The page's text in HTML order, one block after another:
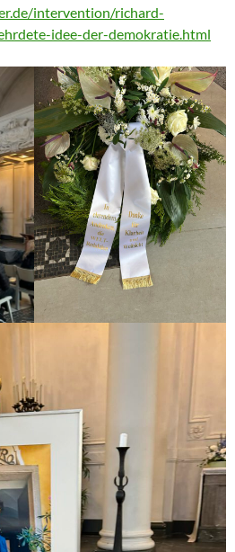
intervention/richard-
idee-der-demokratie.html